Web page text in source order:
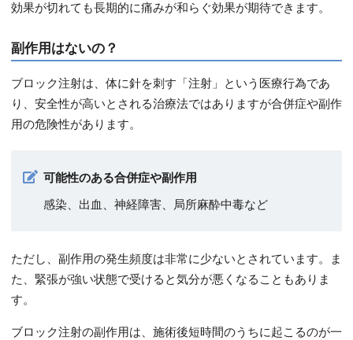
効果が切れても長期的に痛みが和らぐ効果が期待できます。
副作用はないの？
ブロック注射は、体に針を刺す「注射」という医療行為であ
り、安全性が高いとされる治療法ではありますが合併症や副作
用の危険性があります。
可能性のある合併症や副作用
感染、出血、神経障害、局所麻酔中毒など
ただし、副作用の発生頻度は非常に少ないとされています。ま
た、緊張が強い状態で受けると気分が悪くなることもありま
す。
ブロック注射の副作用は、施術後短時間のうちに起こるのが一